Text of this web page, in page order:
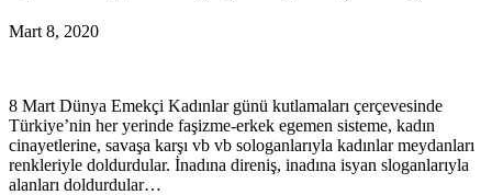
Mart 8, 2020
8 Mart Dünya Emekçi Kadınlar günü kutlamaları çerçevesinde
Türkiye’nin her yerinde faşizme-erkek egemen sisteme, kadın
cinayetlerine, savaşa karşı vb vb sologanlarıyla kadınlar meydanları
renkleriyle doldurdular. İnadına direniş, inadına isyan sloganlarıyla
alanları doldurdular…